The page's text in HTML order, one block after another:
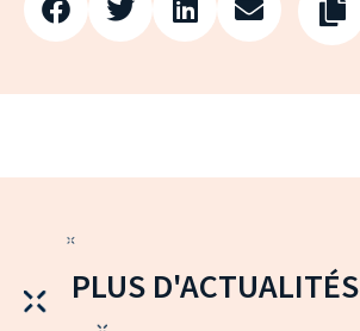
PLUS D'ACTUALITÉS